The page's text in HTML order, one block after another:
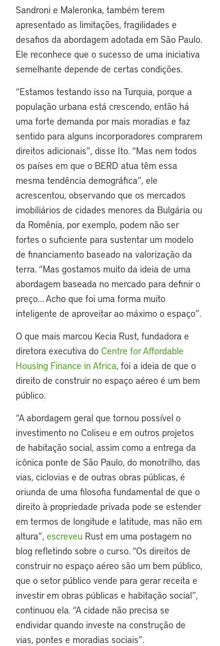
Sandroni e Maleronka, também terem
apresentado as limitações, fragilidades e
desafios da abordagem adotada em São Paulo.
Ele reconhece que o sucesso de uma iniciativa
semelhante depende de certas condições.
“Estamos testando isso na Turquia, porque a
população urbana está crescendo, então há
uma forte demanda por mais moradias e faz
sentido para alguns incorporadores comprarem
direitos adicionais”, disse Ito. “Mas nem todos
os países em que o BERD atua têm essa
mesma tendência demográfica”, ele
acrescentou, observando que os mercados
imobiliários de cidades menores da Bulgária ou
da Romênia, por exemplo, podem não ser
fortes o suficiente para sustentar um modelo
de financiamento baseado na valorização da
terra. “Mas gostamos muito da ideia de uma
abordagem baseada no mercado para definir o
preço… Acho que foi uma forma muito
inteligente de aproveitar ao máximo o espaço”.
O que mais marcou Kecia Rust, fundadora e
diretora executiva do Centre for Affordable
Housing Finance in Africa, foi a ideia de que o
direito de construir no espaço aéreo é um bem
público.
“A abordagem geral que tornou possível o
investimento no Coliseu e em outros projetos
de habitação social, assim como a entrega da
icônica ponte de São Paulo, do monotrilho, das
vias, ciclovias e de outras obras públicas, é
oriunda de uma filosofia fundamental de que o
direito à propriedade privada pode se estender
em termos de longitude e latitude, mas não em
altura”, escreveu Rust em uma postagem no
blog refletindo sobre o curso. “Os direitos de
construir no espaço aéreo são um bem público,
que o setor público vende para gerar receita e
investir em obras públicas e habitação social”,
continuou ela. “A cidade não precisa se
endividar quando investe na construção de
vias, pontes e moradias sociais”.